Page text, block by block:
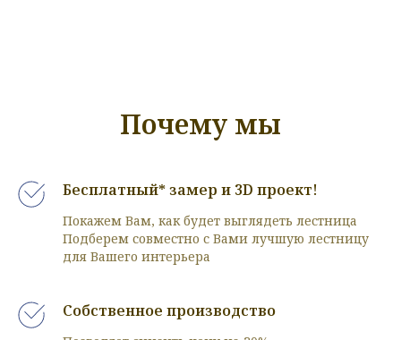
Почему мы
Бесплатный* замер и 3D проект!
Покажем Вам, как будет выглядеть лестница
Подберем совместно с Вами лучшую лестницу
для Вашего интерьера
Собственное производство